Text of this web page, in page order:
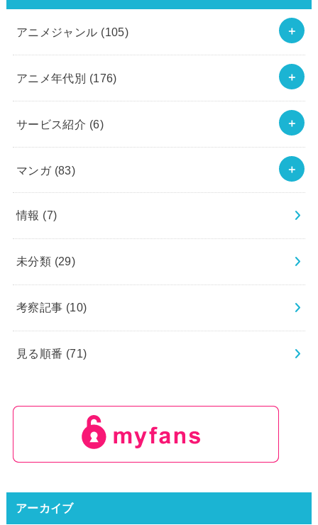
アニメジャンル (105)
アニメ年代別 (176)
サービス紹介 (6)
マンガ (83)
情報 (7)
未分類 (29)
考察記事 (10)
見る順番 (71)
アーカイブ